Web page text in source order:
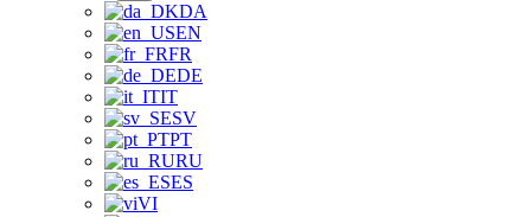
DA
EN
FR
DE
IT
SV
PT
RU
ES
VI